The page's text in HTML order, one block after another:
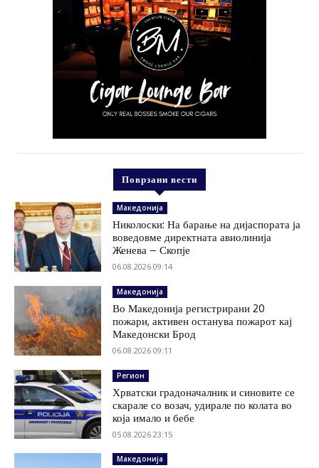
Поврзани вести
Македонија
Николоски: На барање на дијаспората ја
воведовме директната авиолинија
Женева – Скопје
06.08.2026 09:14
Македонија
Во Македонија регистрирани 20
пожари, активен останува пожарот кај
Македонски Брод
06.08.2026 09:11
Регион
Хрватски градоначалник и синовите се
скарале со возач, удирале по колата во
која имало и бебе
05.08.2026 23:15
Македонија